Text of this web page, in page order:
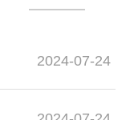
2024-07-24